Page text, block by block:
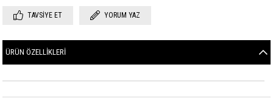
TAVSIYE ET YORUM YAZ
ÜRÜN ÖZELLIKLERI